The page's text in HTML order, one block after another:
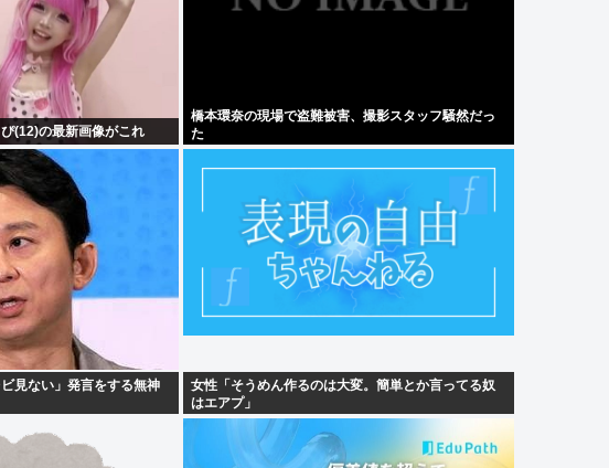
(12)の最新画像がこれ
橋本環奈の現場で盗難被害、撮影スタッフ騒然だっ
た
見ない」発言をする無神
女性「そうめん作るのは大変。簡単とか言ってる奴
はエアプ」